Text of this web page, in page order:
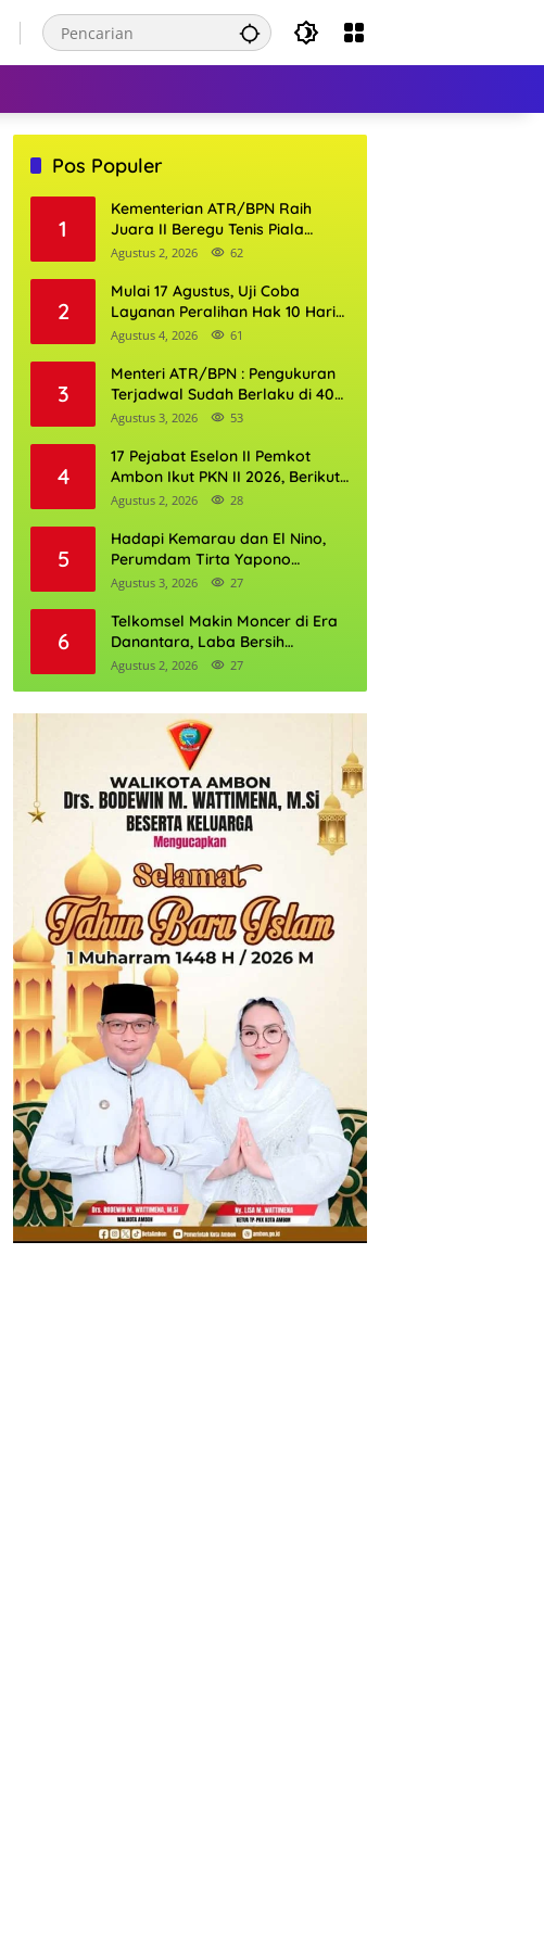
Pos Populer
1
Kementerian ATR/BPN Raih
Juara II Beregu Tenis Piala
Gubernur DKI Jakarta 2026
Agustus 2, 2026 62
2
Mulai 17 Agustus, Uji Coba
Layanan Peralihan Hak 10 Hari
di 15 Kantor Pertanahan
Agustus 4, 2026 61
3
Menteri ATR/BPN : Pengukuran
Terjadwal Sudah Berlaku di 400
Kantor Pertanahan
Agustus 3, 2026 53
4
17 Pejabat Eselon II Pemkot
Ambon Ikut PKN II 2026, Berikut
Daftarnya
Agustus 2, 2026 28
5
Hadapi Kemarau dan El Nino,
Perumdam Tirta Yapono
Perkuat Cadangan Air Ambon
Agustus 3, 2026 27
6
Telkomsel Makin Moncer di Era
Danantara, Laba Bersih
Semester I 2026 Tembus Rp10,4
Agustus 2, 2026 27